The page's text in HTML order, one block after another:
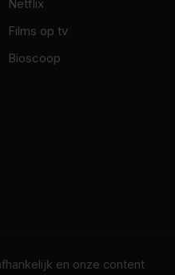
Netflix
Films op tv
Bioscoop
en onze content